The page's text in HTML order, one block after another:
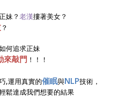
妹？老漢摟著美女？
？
何追求正妹
來敲門 ！！！
,運用真實的催眠與NLP技術，
鬆達成我們想要的結果